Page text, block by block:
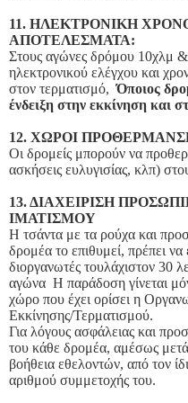
11. ΗΛΕΚΤΡΟΝΙΚΗ
ΑΠΟΤΕΛΕΣΜΑΤΑ:
Στους αγώνες δρόμου 10χλμ
ηλεκτρονικού ελέγχου και
στον τερματισμό, Όποιος
ένδειξη στην εκκίνηση και
12. ΧΩΡΟΙ
Οι δρομείς μπορούν να
ασκήσεις ευλυγισίας, κλπ)
13. ΔΙΑΧΕΙΡΙΣΗ
ΙΜΑΤΙΣΜΟΥ
Η τσάντα με τα ρούχα και
δρομέα το επιθυμεί, πρέπει να
διοργανωτές τουλάχιστον 30
αγώνα Η παράδοση γίνεται
χώρο που έχει ορίσει η
Εκκίνησης/Τερματισμού.
Για λόγους ασφάλειας και
του κάθε δρομέα, αμέσως μετά
βοήθεια εθελοντών, από τον
αριθμού συμμετοχής του.